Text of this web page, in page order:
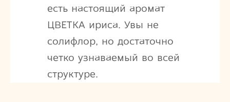
есть настоящий аромат
ЦВЕТКА ириса. Увы не
солифлор, но достаточно
четко узнаваемый во всей
структуре.